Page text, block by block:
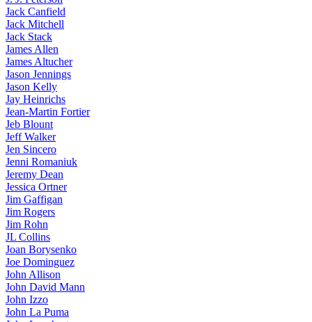
Jack Canfield
Jack Mitchell
Jack Stack
James Allen
James Altucher
Jason Jennings
Jason Kelly
Jay Heinrichs
Jean-Martin Fortier
Jeb Blount
Jeff Walker
Jen Sincero
Jenni Romaniuk
Jeremy Dean
Jessica Ortner
Jim Gaffigan
Jim Rogers
Jim Rohn
JL Collins
Joan Borysenko
Joe Dominguez
John Allison
John David Mann
John Izzo
John La Puma